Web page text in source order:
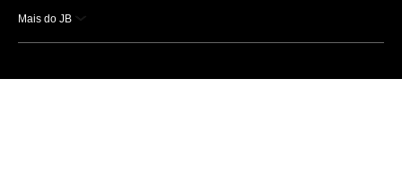
Mais do JB
Esportes